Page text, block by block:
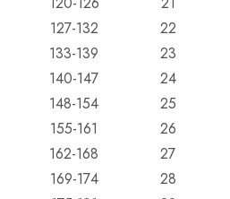
127-132
22
133-139
23
140-147
24
148-154
25
155-161
26
162-168
27
169-174
28